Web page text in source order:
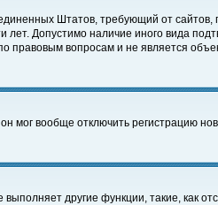
Штатов, требующий от
Допустимо наличие иного вида
правовым вопросам и не является
мог вообще отключить регистрацию
другие функции, такие, как